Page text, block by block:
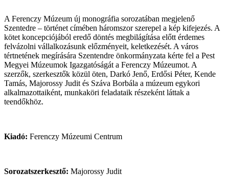
A Ferenczy Múzeum új monográfia sorozatában megjelenő
Szentedre – történet címében háromszor szerepel a kép kifejezés. A
kötet koncepciójából eredő döntés megbilágítása előtt érdemes
felvázolni vállalkozásunk előzményeit, keletkezését. A város
tértnetének megírására Szentendre önkormányzata kérte fel a Pest
Megyei Múzeumok Igazgatóságát a Ferenczy Múzeumot. A
szerzők, szerkesztők közül öten, Darkó Jenő, Erdősi Péter, Kende
Tamás, Majorossy Judit és Száva Borbála a múzeum egykori
alkalmazottaiként, munkaköri feladataik részeként láttak a
teendőkhöz.
Kiadó: Ferenczy Múzeumi Centrum
Sorozatszerkesztő: Majorossy Judit